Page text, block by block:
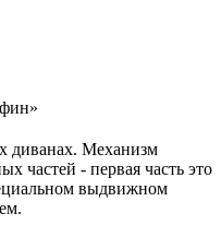
диванах. Механизм
частей - первая часть это
выдвижном